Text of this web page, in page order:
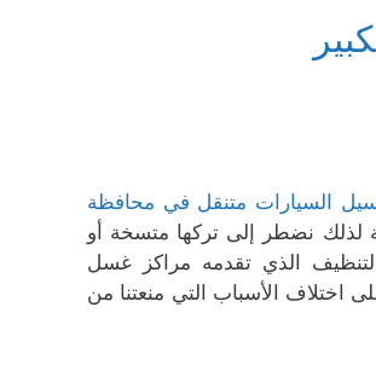
السيارات متنقل في محافظة
لذلك نضطر إلى تركها متسخة أو
التنظيف الذي تقدمه مراكز غسل
اختلاف الأسباب التي منعتنا من